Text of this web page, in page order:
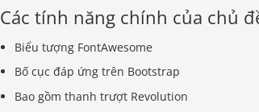
Các tính năng chính của chủ
Biểu tượng FontAwesome
Bố cục đáp ứng trên Bootstrap
Bao gồm thanh trượt Revolution